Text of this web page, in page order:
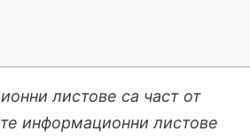
листове са част от
информационни листове